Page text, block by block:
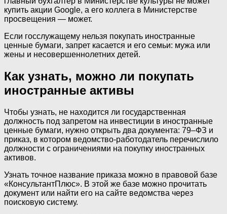
купить акции Google, а его коллега в Министерстве
просвещения — может.
Если госслужащему нельзя покупать иностранные
ценные бумаги, запрет касается и его семьи: мужа или
жены и несовершеннолетних детей.
Как узнать, можно ли покупать
иностранные активы
Чтобы узнать, не находится ли государственная
должность под запретом на инвестиции в иностранные
ценные бумаги, нужно открыть два документа: 79–ФЗ и
приказ, в котором ведомство-работодатель перечислило
должности с ограничениями на покупку иностранных
активов.
Узнать точное название приказа можно в правовой базе
«КонсультантПлюс». В этой же базе можно прочитать
документ или найти его на сайте ведомства через
поисковую систему.